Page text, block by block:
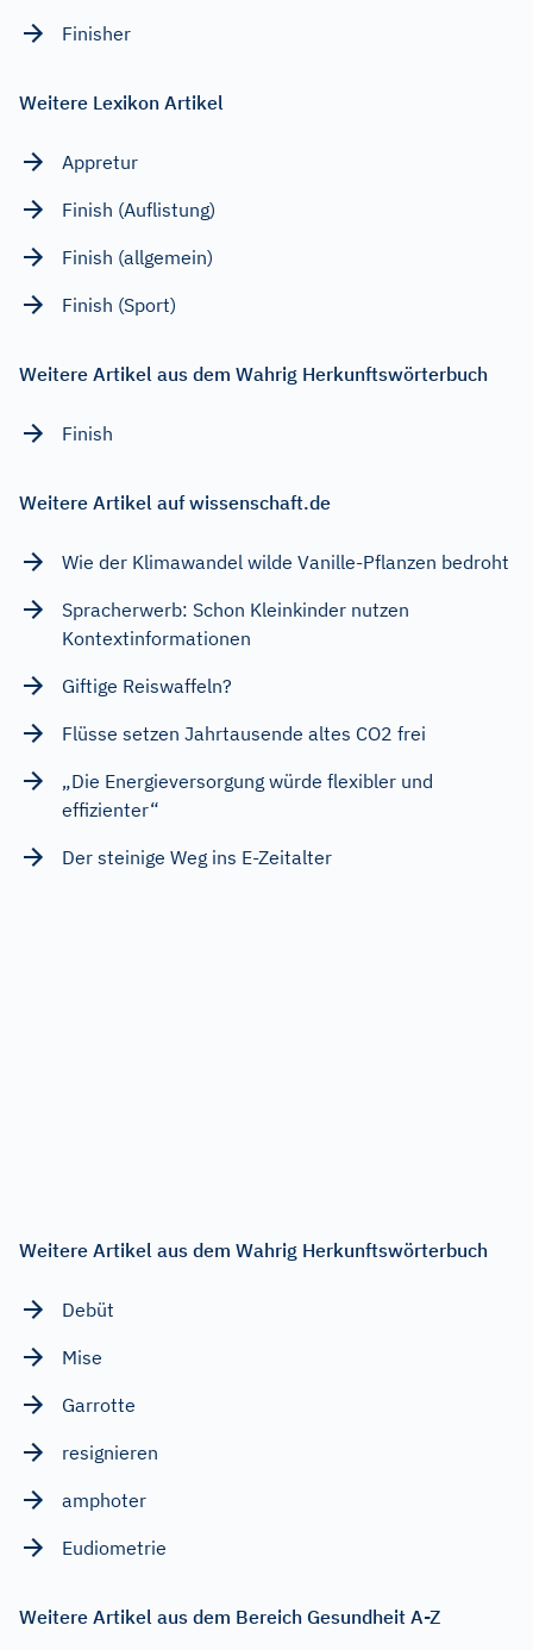
Finisher
Weitere Lexikon Artikel
Appretur
Finish (Auflistung)
Finish (allgemein)
Finish (Sport)
Weitere Artikel aus dem Wahrig Herkunftswörterbuch
Finish
Weitere Artikel auf wissenschaft.de
Wie der Klimawandel wilde Vanille-Pflanzen bedroht
Spracherwerb: Schon Kleinkinder nutzen
Kontextinformationen
Giftige Reiswaffeln?
Flüsse setzen Jahrtausende altes CO2 frei
„Die Energieversorgung würde flexibler und
effizienter“
Der steinige Weg ins E-Zeitalter
Weitere Artikel aus dem Wahrig Herkunftswörterbuch
Debüt
Mise
Garrotte
resignieren
amphoter
Eudiometrie
Weitere Artikel aus dem Bereich Gesundheit A-Z